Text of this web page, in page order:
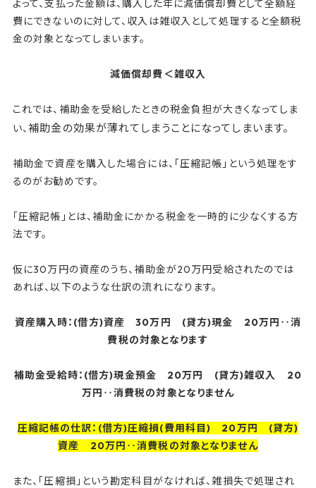
よって、支払った金額は、購入した年に減価償却費として全額経
費にできないのに対して、収入は雑収入として処理すると全額税
金の対象となってしまいます。
減価償却費＜雑収入
これでは、補助金を受給したときの税金負担が大きくなってしま
い、補助金の効果が薄れてしまうことになってしまいます。
補助金で資産を購入した場合には、「圧縮記帳」という処理をす
るのがお勧めです。
「圧縮記帳」とは、補助金にかかる税金を一時的に少なくする方
法です。
仮に30万円の資産のうち、補助金が20万円受給されたのでは
あれば、以下のような仕訳の流れになります。
資産購入時：(借方)資産 30万円 (貸方)現金 20万円‥消
費税の対象となります
補助金受給時：(借方)現金預金 20万円 (貸方)雑収入 20
万円‥消費税の対象となりません
圧縮記帳の仕訳：(借方)圧縮損(費用科目) 20万円 (貸方)
資産 20万円‥消費税の対象となりません
また、「圧縮損」という勘定科目がなければ、雑損失で処理され